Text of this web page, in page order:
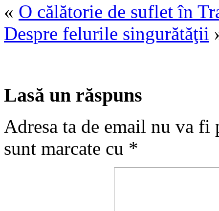
« O călătorie de suflet în
Despre felurile singurătăţii
Lasă un răspuns
Adresa ta de email nu va fi
sunt marcate cu *